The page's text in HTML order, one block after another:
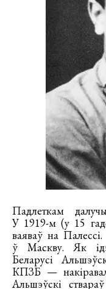
Падлеткам
У 1919-м (у 15
ваяваў на
ў Маскву. Як
Беларусі
КПЗБ —
Альшэўскі